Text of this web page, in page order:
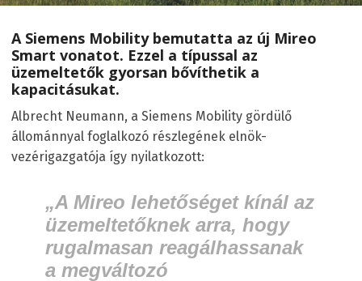
A Siemens Mobility bemutatta az új Mireo
Smart vonatot. Ezzel a típussal az
üzemeltetők gyorsan bővíthetik a
kapacitásukat.
Albrecht Neumann, a Siemens Mobility gördülő
állománnyal foglalkozó részlegének elnök-
vezérigazgatója így nyilatkozott:
„A Mireo lehetőséget kínál az
üzemeltetőknek arra, hogy
rugalmasan reagálhassanak
a megváltozó